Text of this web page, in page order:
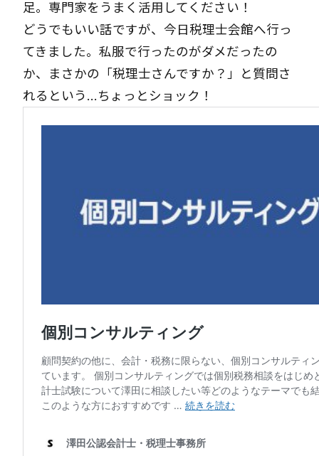
足。専門家をうまく活用してください！
どうでもいい話ですが、今日税理士会館へ行っ
てきました。私服で行ったのがダメだったの
か、まさかの「税理士さんですか？」と質問さ
れるという…ちょっとショック！